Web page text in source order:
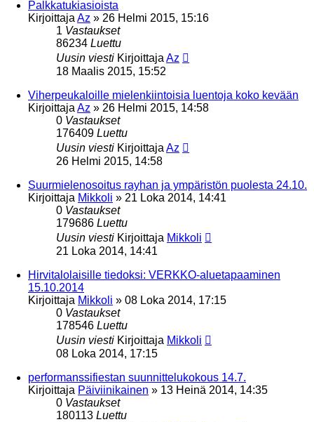
Palkkatukiasioista
Kirjoittaja Az » 26 Helmi 2015, 15:16
1 Vastaukset
86234 Luettu
Uusin viesti Kirjoittaja Az
18 Maalis 2015, 15:52
Viherpeukaloille mielenkiintoisia luentoja koko kevään
Kirjoittaja Az » 26 Helmi 2015, 14:58
0 Vastaukset
176409 Luettu
Uusin viesti Kirjoittaja Az
26 Helmi 2015, 14:58
Suurmielenosoitus rayhan ja ympäristön puolesta 24.10.
Kirjoittaja Mikkoli » 21 Loka 2014, 14:41
0 Vastaukset
179686 Luettu
Uusin viesti Kirjoittaja Mikkoli
21 Loka 2014, 14:41
Hirvitalolaisille tiedoksi: VERKKO-aluetapaaminen
15.10.2014
Kirjoittaja Mikkoli » 08 Loka 2014, 17:15
0 Vastaukset
178546 Luettu
Uusin viesti Kirjoittaja Mikkoli
08 Loka 2014, 17:15
performanssifiestan suunnittelukokous 14.7.
Kirjoittaja Päiviinikainen » 13 Heinä 2014, 14:35
0 Vastaukset
180113 Luettu